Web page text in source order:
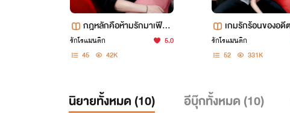
กฎหลักคือห้ามรักมาเฟีย
(มี E-book)
รักโรแมนติก
5.0
45
42K
เกมรักร้อนของอ
ลับ [มี E-Book]
รักโรแมนติก
52
331K
นิยายทั้งหมด (10) อีบุ๊กทั้งหมด (10)